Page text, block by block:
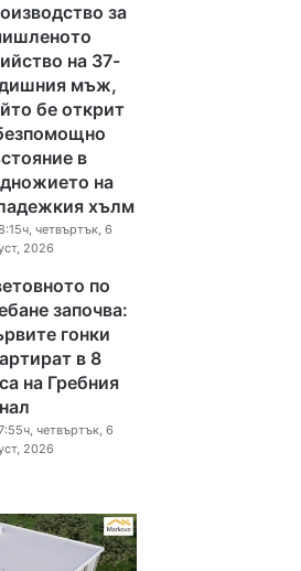
за
на 37-
мъж,
бе открит
в
на
хълм
четвъртък, 6
2026
по
започва:
гонки
в 8
на Гребния
четвъртък, 6
2026